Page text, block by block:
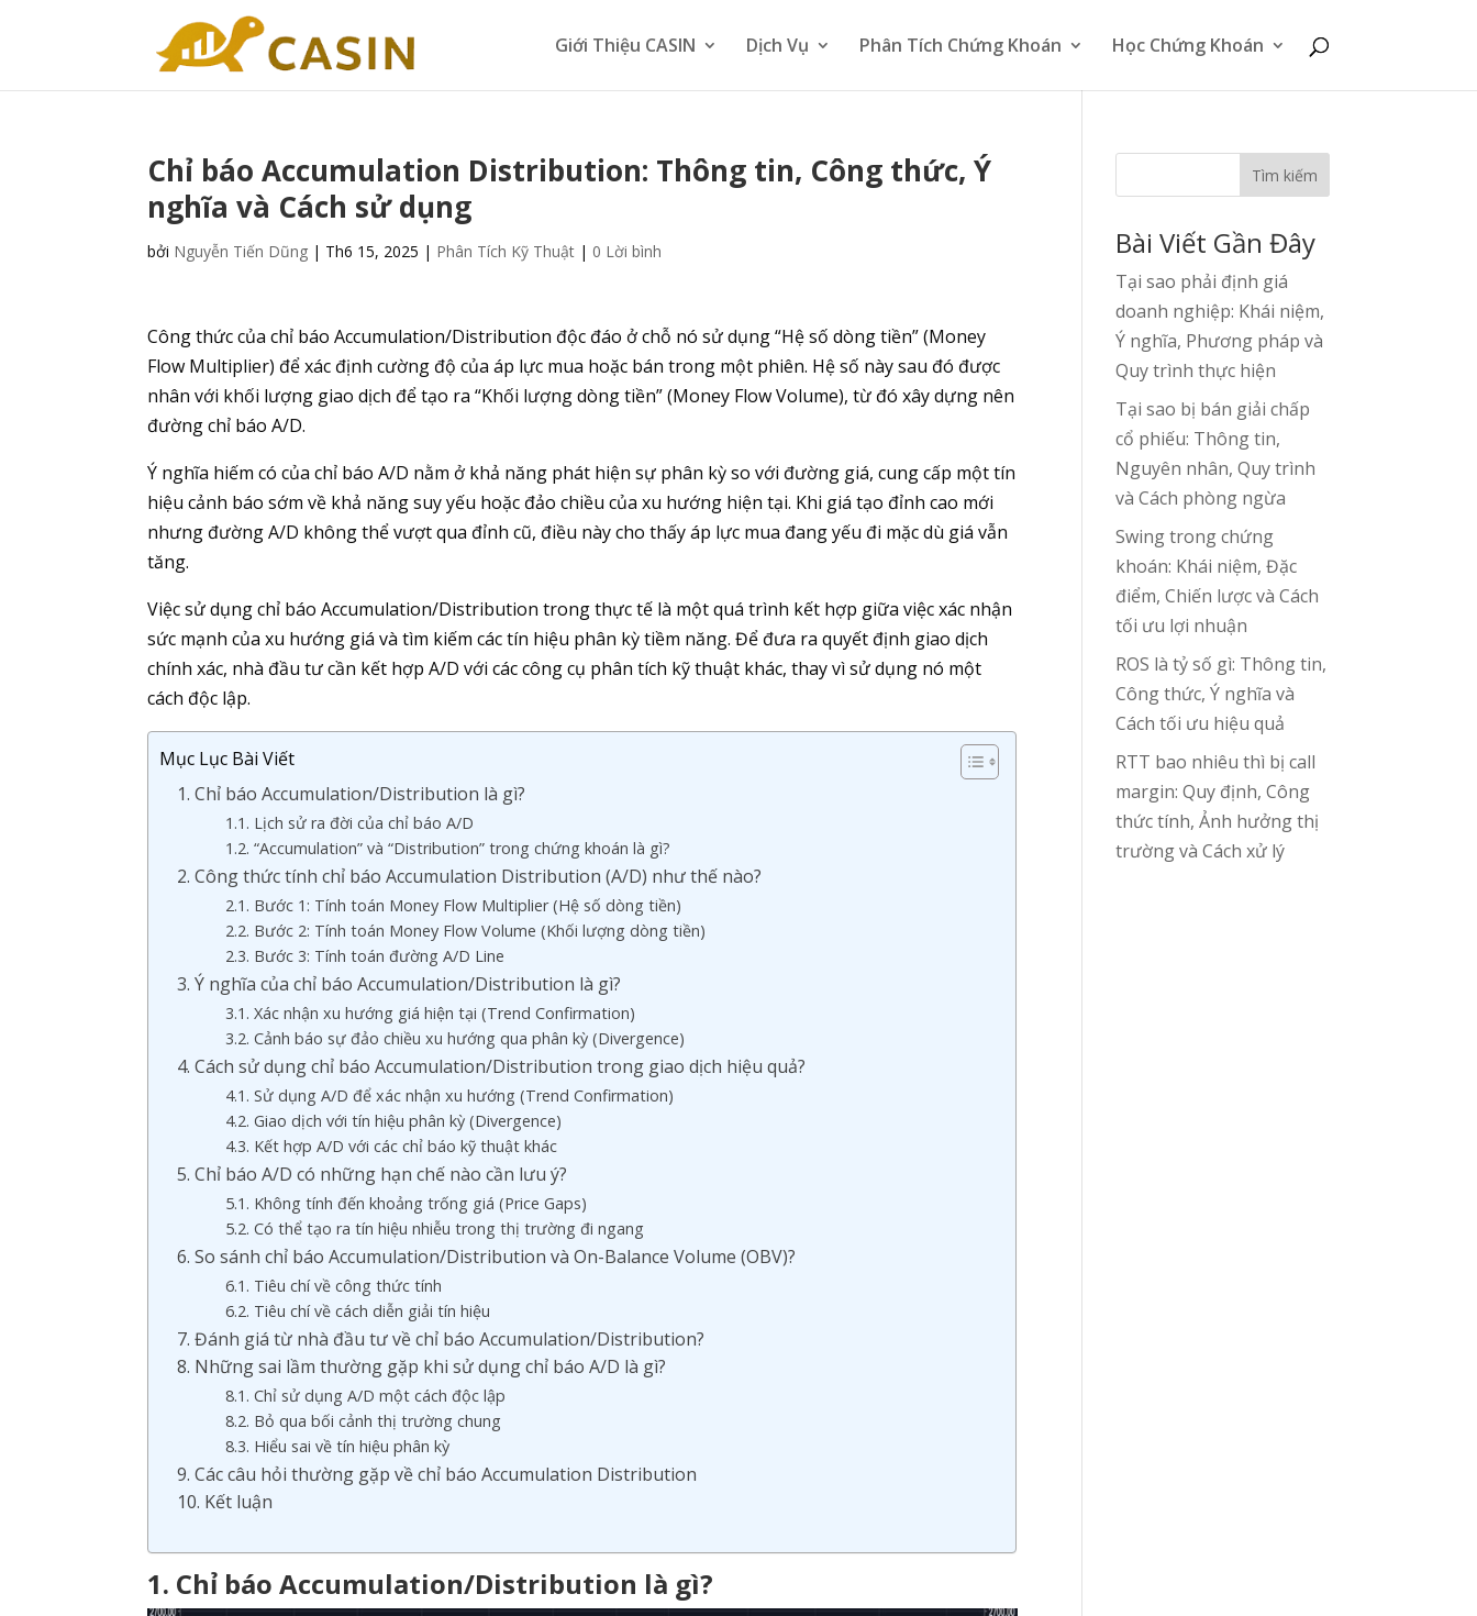
Giới Thiệu CASIN Dịch Vụ Phân Tích Chứng Khoán Học Chứng Khoán
Chỉ báo Accumulation Distribution: Thông tin, Công thức, Ý
nghĩa và Cách sử dụng
bởi Nguyễn Tiến Dũng | Th6 15, 2025 | Phân Tích Kỹ Thuật | 0 Lời bình
Công thức của chỉ báo Accumulation/Distribution độc đáo ở chỗ nó sử dụng “Hệ số dòng tiền” (Money
Flow Multiplier) để xác định cường độ của áp lực mua hoặc bán trong một phiên. Hệ số này sau đó được
nhân với khối lượng giao dịch để tạo ra “Khối lượng dòng tiền” (Money Flow Volume), từ đó xây dựng nên
đường chỉ báo A/D.
Ý nghĩa hiếm có của chỉ báo A/D nằm ở khả năng phát hiện sự phân kỳ so với đường giá, cung cấp một tín
hiệu cảnh báo sớm về khả năng suy yếu hoặc đảo chiều của xu hướng hiện tại. Khi giá tạo đỉnh cao mới
nhưng đường A/D không thể vượt qua đỉnh cũ, điều này cho thấy áp lực mua đang yếu đi mặc dù giá vẫn
tăng.
Việc sử dụng chỉ báo Accumulation/Distribution trong thực tế là một quá trình kết hợp giữa việc xác nhận
sức mạnh của xu hướng giá và tìm kiếm các tín hiệu phân kỳ tiềm năng. Để đưa ra quyết định giao dịch
chính xác, nhà đầu tư cần kết hợp A/D với các công cụ phân tích kỹ thuật khác, thay vì sử dụng nó một
cách độc lập.
Mục Lục Bài Viết
1. Chỉ báo Accumulation/Distribution là gì?
1.1. Lịch sử ra đời của chỉ báo A/D
1.2. “Accumulation” và “Distribution” trong chứng khoán là gì?
2. Công thức tính chỉ báo Accumulation Distribution (A/D) như thế nào?
2.1. Bước 1: Tính toán Money Flow Multiplier (Hệ số dòng tiền)
2.2. Bước 2: Tính toán Money Flow Volume (Khối lượng dòng tiền)
2.3. Bước 3: Tính toán đường A/D Line
3. Ý nghĩa của chỉ báo Accumulation/Distribution là gì?
3.1. Xác nhận xu hướng giá hiện tại (Trend Confirmation)
3.2. Cảnh báo sự đảo chiều xu hướng qua phân kỳ (Divergence)
4. Cách sử dụng chỉ báo Accumulation/Distribution trong giao dịch hiệu quả?
4.1. Sử dụng A/D để xác nhận xu hướng (Trend Confirmation)
4.2. Giao dịch với tín hiệu phân kỳ (Divergence)
4.3. Kết hợp A/D với các chỉ báo kỹ thuật khác
5. Chỉ báo A/D có những hạn chế nào cần lưu ý?
5.1. Không tính đến khoảng trống giá (Price Gaps)
5.2. Có thể tạo ra tín hiệu nhiễu trong thị trường đi ngang
6. So sánh chỉ báo Accumulation/Distribution và On-Balance Volume (OBV)?
6.1. Tiêu chí về công thức tính
6.2. Tiêu chí về cách diễn giải tín hiệu
7. Đánh giá từ nhà đầu tư về chỉ báo Accumulation/Distribution?
8. Những sai lầm thường gặp khi sử dụng chỉ báo A/D là gì?
8.1. Chỉ sử dụng A/D một cách độc lập
8.2. Bỏ qua bối cảnh thị trường chung
8.3. Hiểu sai về tín hiệu phân kỳ
9. Các câu hỏi thường gặp về chỉ báo Accumulation Distribution
10. Kết luận
1. Chỉ báo Accumulation/Distribution là gì?
Tìm kiếm
Bài Viết Gần Đây
Tại sao phải định giá
doanh nghiệp: Khái niệm,
Ý nghĩa, Phương pháp và
Quy trình thực hiện
Tại sao bị bán giải chấp
cổ phiếu: Thông tin,
Nguyên nhân, Quy trình
và Cách phòng ngừa
Swing trong chứng
khoán: Khái niệm, Đặc
điểm, Chiến lược và Cách
tối ưu lợi nhuận
ROS là tỷ số gì: Thông tin,
Công thức, Ý nghĩa và
Cách tối ưu hiệu quả
RTT bao nhiêu thì bị call
margin: Quy định, Công
thức tính, Ảnh hưởng thị
trường và Cách xử lý